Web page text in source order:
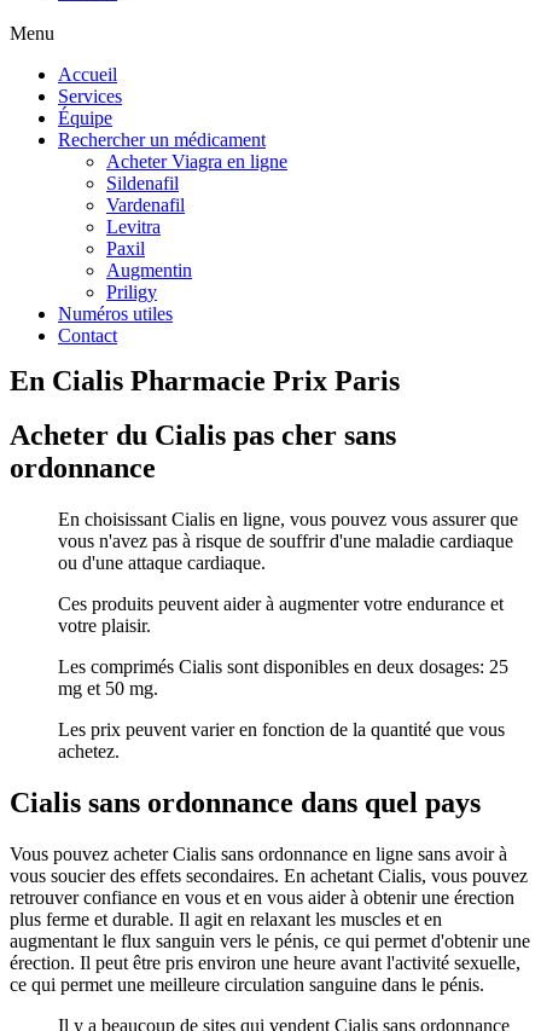
Menu
Accueil
Services
Équipe
Rechercher un médicament
Acheter Viagra en ligne
Sildenafil
Vardenafil
Levitra
Paxil
Augmentin
Priligy
Numéros utiles
Contact
En Cialis Pharmacie Prix Paris
Acheter du Cialis pas cher sans
ordonnance
En choisissant Cialis en ligne, vous pouvez vous assurer que
vous n'avez pas à risque de souffrir d'une maladie cardiaque
ou d'une attaque cardiaque.
Ces produits peuvent aider à augmenter votre endurance et
votre plaisir.
Les comprimés Cialis sont disponibles en deux dosages: 25
mg et 50 mg.
Les prix peuvent varier en fonction de la quantité que vous
achetez.
Cialis sans ordonnance dans quel pays
Vous pouvez acheter Cialis sans ordonnance en ligne sans avoir à
vous soucier des effets secondaires. En achetant Cialis, vous pouvez
retrouver confiance en vous et en vous aider à obtenir une érection
plus ferme et durable. Il agit en relaxant les muscles et en
augmentant le flux sanguin vers le pénis, ce qui permet d'obtenir une
érection. Il peut être pris environ une heure avant l'activité sexuelle,
ce qui permet une meilleure circulation sanguine dans le pénis.
Il y a beaucoup de sites qui vendent Cialis sans ordonnance